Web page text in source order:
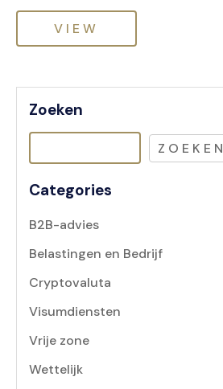
VIEW
Zoeken
ZOEKEN
Categories
B2B-advies
Belastingen en Bedrijf
Cryptovaluta
Visumdiensten
Vrije zone
Wettelijk